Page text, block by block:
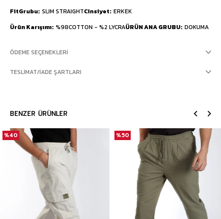
FitGrubu SLIM STRAIGHTCinsiyet ERKEK
Ürün Karışımı %98COTTON - %2 LYCRAÜRÜN ANA GRUBU DOKUMA
ÖDEME SEÇENEKLERI
TESLIMAT/İADE ŞARTLARI
BENZER ÜRÜNLER
%40 %50